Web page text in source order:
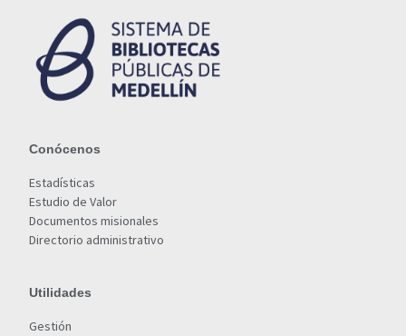
Conócenos
Estadísticas
Estudio de Valor
Documentos misionales
Directorio administrativo
Utilidades
Gestión